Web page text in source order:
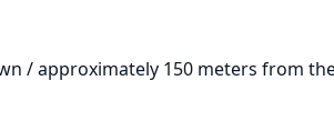
/ approximately 150 meters from